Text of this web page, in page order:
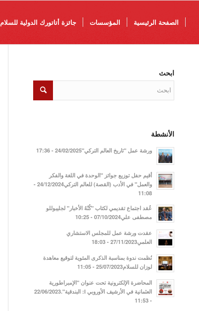
الصفحة الرئيسية المؤسسات جائزة أتاتورك الدولية للسلام
ابحث
الأنشطة
ورشة عمل "تاريخ العالم التركي"24/02/2025 - 17:36
أقيم حفل توزيع جوائز "الوحدة في اللغة والفكر
والعمل" في الأدب (القصة) للعالم التركي24/12/2024 -
11:08
عُقد اجتماع تقديمي لكتاب "كُنْهُ الأخبار" لجليبوللو
مصطفى علي07/10/2024 - 10:25
عقدت ورشة عمل للمجلس الاستشاري
العلمي27/11/2023 - 18:03
نُظمت ندوة بمناسبة الذكرى المئوية لتوقيع معاهدة
لوزان للسلام25/07/2023 - 11:05
المحاضرة الإلكترونية تحت عنوان "الإمبراطورية
العثمانية في الأرشيف الأوروبي I: البندقية".22/06/2023
- 11:53